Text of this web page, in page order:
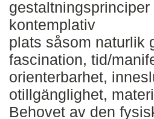
kontemplativ
plats såsom naturlik
fascination, tid/
orienterbarhet,
otillgänglighet,
Behovet av den